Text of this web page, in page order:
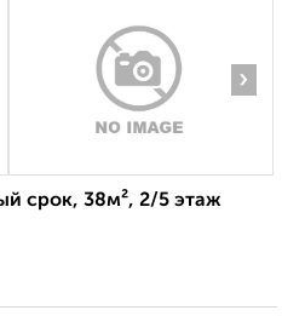
›
срок, 38м², 2/5 этаж